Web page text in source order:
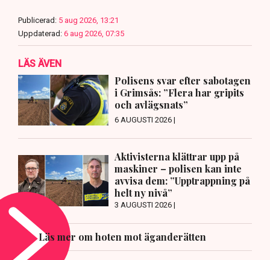
Publicerad: 5 aug 2026, 13:21
Uppdaterad: 6 aug 2026, 07:35
LÄS ÄVEN
Polisens svar efter sabotagen
i Grimsås: ”Flera har gripits
och avlägsnats”
6 AUGUSTI 2026 |
Aktivisterna klättrar upp på
maskiner – polisen kan inte
avvisa dem: ”Upptrappning på
helt ny nivå”
3 AUGUSTI 2026 |
Läs mer om hoten mot äganderätten